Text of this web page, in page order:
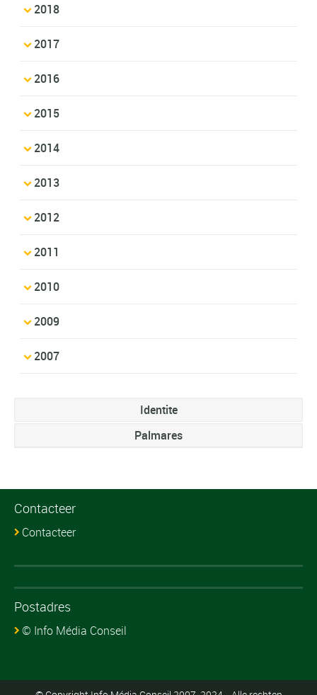
2018
2017
2016
2015
2014
2013
2012
2011
2010
2009
2007
Identite
Palmares
Contacteer
Contacteer
Postadres
© Info Média Conseil